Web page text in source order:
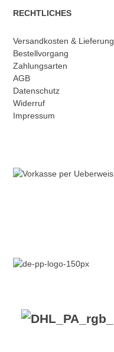
RECHTLICHES
Versandkosten & Lieferung
Bestellvorgang
Zahlungsarten
AGB
Datenschutz
Widerruf
Impressum